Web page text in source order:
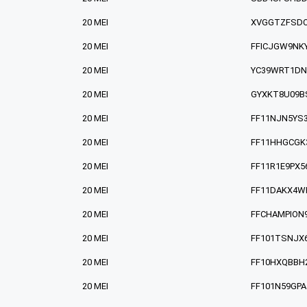
20 MEI
20 MEI
20 MEI
20 MEI
20 MEI
20 MEI
20 MEI
20 MEI
20 MEI
20 MEI
20 MEI
20 MEI